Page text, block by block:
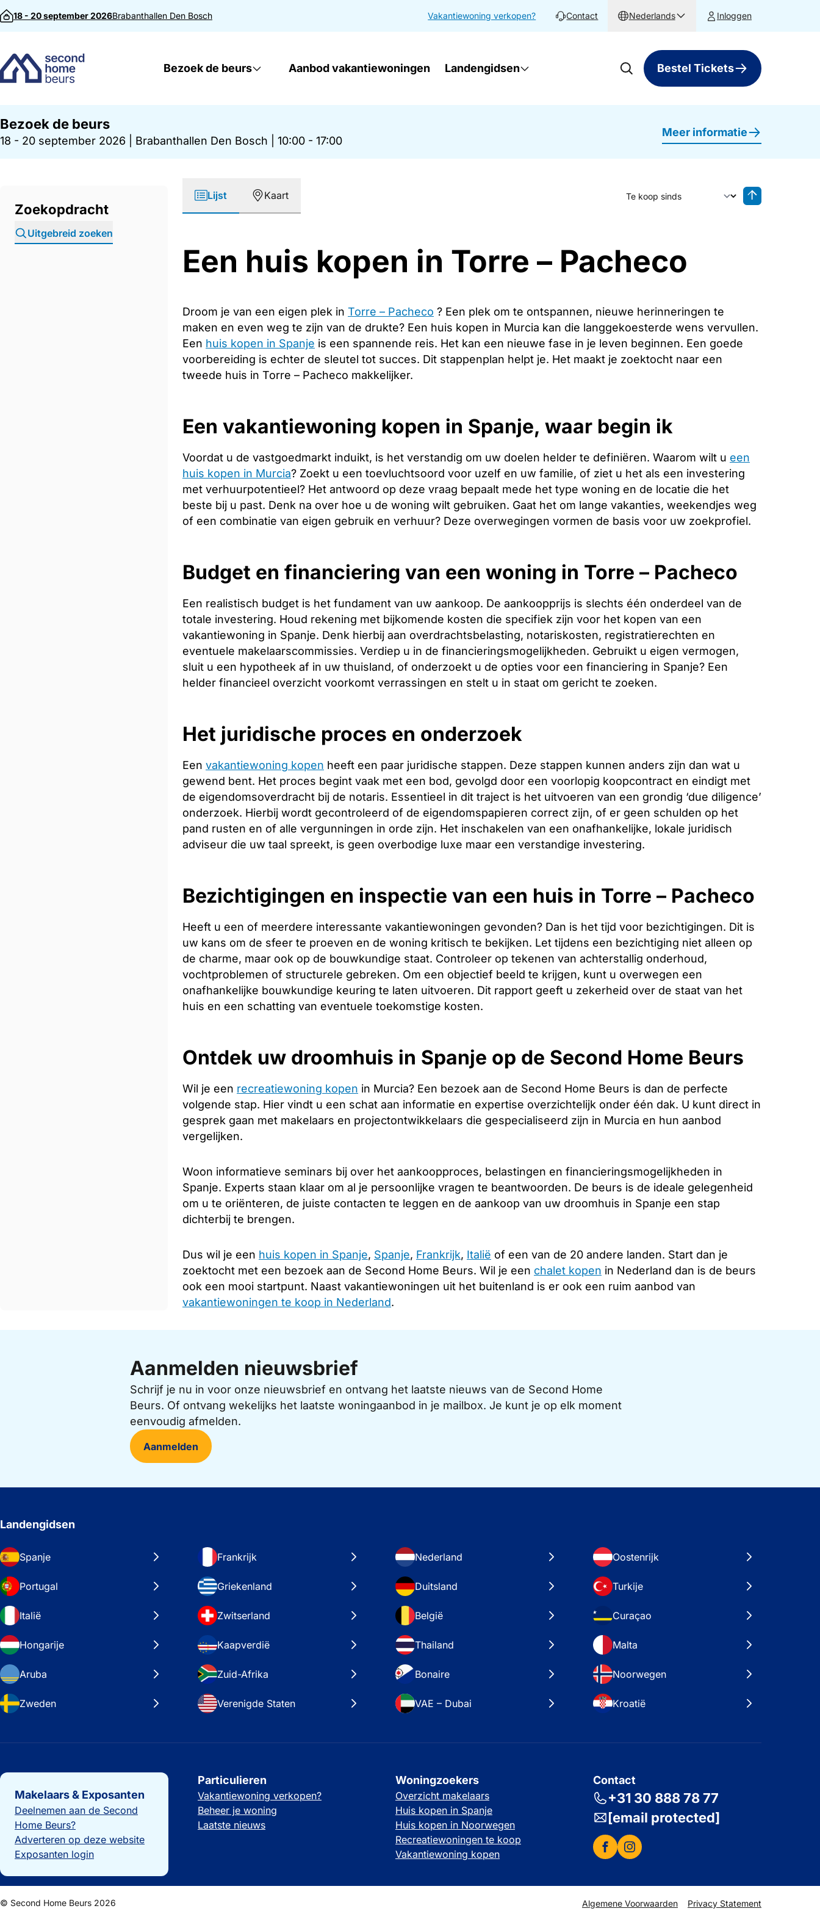
Direct naar inhoud
18 - 20 september 2026Brabanthallen Den Bosch Vakantiewoning verkopen? Contact Nederlands Inloggen
Bezoek de beurs Aanbod vakantiewoningen Landengidsen Bestel Tickets
Bezoek de beurs
18 - 20 september 2026 Brabanthallen Den Bosch 10:00 - 17:00
Meer informatie
Zoekopdracht
Uitgebreid zoeken
Lijst Kaart
Sorteer op
Een huis kopen in Torre – Pacheco
Droom je van een eigen plek in Torre – Pacheco ? Een plek om te ontspannen, nieuwe herinneringen te
maken en even weg te zijn van de drukte? Een huis kopen in Murcia kan die langgekoesterde wens vervullen.
Een huis kopen in Spanje is een spannende reis. Het kan een nieuwe fase in je leven beginnen. Een goede
voorbereiding is echter de sleutel tot succes. Dit stappenplan helpt je. Het maakt je zoektocht naar een
tweede huis in Torre – Pacheco makkelijker.
Een vakantiewoning kopen in Spanje, waar begin ik
Voordat u de vastgoedmarkt induikt, is het verstandig om uw doelen helder te definiëren. Waarom wilt u een
huis kopen in Murcia? Zoekt u een toevluchtsoord voor uzelf en uw familie, of ziet u het als een investering
met verhuurpotentieel? Het antwoord op deze vraag bepaalt mede het type woning en de locatie die het
beste bij u past. Denk na over hoe u de woning wilt gebruiken. Gaat het om lange vakanties, weekendjes weg
of een combinatie van eigen gebruik en verhuur? Deze overwegingen vormen de basis voor uw zoekprofiel.
Budget en financiering van een woning in Torre – Pacheco
Een realistisch budget is het fundament van uw aankoop. De aankoopprijs is slechts één onderdeel van de
totale investering. Houd rekening met bijkomende kosten die specifiek zijn voor het kopen van een
vakantiewoning in Spanje. Denk hierbij aan overdrachtsbelasting, notariskosten, registratierechten en
eventuele makelaarscommissies. Verdiep u in de financieringsmogelijkheden. Gebruikt u eigen vermogen,
sluit u een hypotheek af in uw thuisland, of onderzoekt u de opties voor een financiering in Spanje? Een
helder financieel overzicht voorkomt verrassingen en stelt u in staat om gericht te zoeken.
Het juridische proces en onderzoek
Een vakantiewoning kopen heeft een paar juridische stappen. Deze stappen kunnen anders zijn dan wat u
gewend bent. Het proces begint vaak met een bod, gevolgd door een voorlopig koopcontract en eindigt met
de eigendomsoverdracht bij de notaris. Essentieel in dit traject is het uitvoeren van een grondig ‘due diligence’
onderzoek. Hierbij wordt gecontroleerd of de eigendomspapieren correct zijn, of er geen schulden op het
pand rusten en of alle vergunningen in orde zijn. Het inschakelen van een onafhankelijke, lokale juridisch
adviseur die uw taal spreekt, is geen overbodige luxe maar een verstandige investering.
Bezichtigingen en inspectie van een huis in Torre – Pacheco
Heeft u een of meerdere interessante vakantiewoningen gevonden? Dan is het tijd voor bezichtigingen. Dit is
uw kans om de sfeer te proeven en de woning kritisch te bekijken. Let tijdens een bezichtiging niet alleen op
de charme, maar ook op de bouwkundige staat. Controleer op tekenen van achterstallig onderhoud,
vochtproblemen of structurele gebreken. Om een objectief beeld te krijgen, kunt u overwegen een
onafhankelijke bouwkundige keuring te laten uitvoeren. Dit rapport geeft u zekerheid over de staat van het
huis en een schatting van eventuele toekomstige kosten.
Ontdek uw droomhuis in Spanje op de Second Home Beurs
Wil je een recreatiewoning kopen in Murcia? Een bezoek aan de Second Home Beurs is dan de perfecte
volgende stap. Hier vindt u een schat aan informatie en expertise overzichtelijk onder één dak. U kunt direct in
gesprek gaan met makelaars en projectontwikkelaars die gespecialiseerd zijn in Murcia en hun aanbod
vergelijken.
Woon informatieve seminars bij over het aankoopproces, belastingen en financieringsmogelijkheden in
Spanje. Experts staan klaar om al je persoonlijke vragen te beantwoorden. De beurs is de ideale gelegenheid
om u te oriënteren, de juiste contacten te leggen en de aankoop van uw droomhuis in Spanje een stap
dichterbij te brengen.
Dus wil je een huis kopen in Spanje, Spanje, Frankrijk, Italië of een van de 20 andere landen. Start dan je
zoektocht met een bezoek aan de Second Home Beurs. Wil je een chalet kopen in Nederland dan is de beurs
ook een mooi startpunt. Naast vakantiewoningen uit het buitenland is er ook een ruim aanbod van
vakantiewoningen te koop in Nederland.
Aanmelden nieuwsbrief
Schrijf je nu in voor onze nieuwsbrief en ontvang het laatste nieuws van de Second Home
Beurs. Of ontvang wekelijks het laatste woningaanbod in je mailbox. Je kunt je op elk moment
eenvoudig afmelden.
Aanmelden
Landengidsen
Spanje Frankrijk Nederland Oostenrijk
Portugal Griekenland Duitsland Turkije
Italië Zwitserland België Curaçao
Hongarije Kaapverdië Thailand Malta
Aruba Zuid-Afrika Bonaire Noorwegen
Zweden Verenigde Staten VAE – Dubai Kroatië
Belangrijke links
Makelaars & Exposanten
Deelnemen aan de Second
Home Beurs?
Adverteren op deze website
Exposanten login
Particulieren
Vakantiewoning verkopen?
Beheer je woning
Laatste nieuws
Woningzoekers
Overzicht makelaars
Huis kopen in Spanje
Huis kopen in Noorwegen
Recreatiewoningen te koop
Vakantiewoning kopen
Contact
+31 30 888 78 77
[email protected]
© Second Home Beurs 2026 Algemene Voorwaarden Privacy Statement